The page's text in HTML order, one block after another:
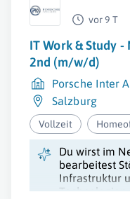
vor 9 T
IT Work & Study
2nd (m/w/d)
Porsche Inter
Salzburg
Vollzeit
Du wirst im
bearbeitest
Infrastruktur